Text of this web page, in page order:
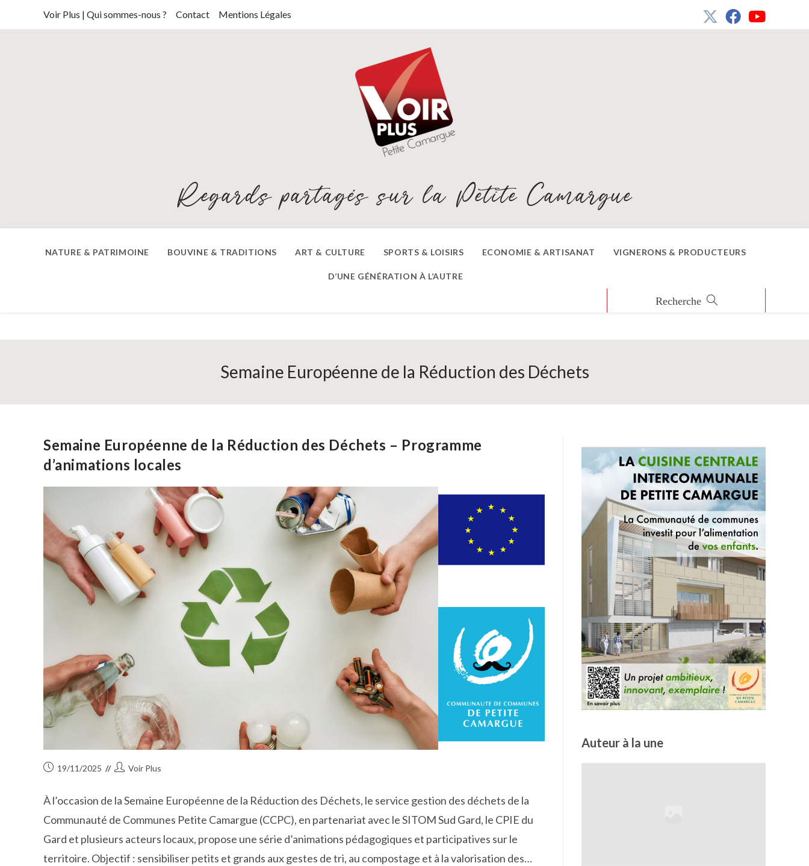
Voir Plus | Qui sommes-nous ? Contact Mentions Légales
Regards partagés sur la Petite Camargue
NATURE & PATRIMOINE BOUVINE & TRADITIONS ART & CULTURE SPORTS & LOISIRS ECONOMIE & ARTISANAT VIGNERONS & PRODUCTEURS
D’UNE GÉNÉRATION À L’AUTRE
Semaine Européenne de la Réduction des Déchets
Semaine Européenne de la Réduction des Déchets – Programme
d’animations locales
Publication
19/11/2025
Auteur/autrice
publication :
Voir Plus
À l’occasion de la Semaine Européenne de la Réduction des Déchets, le service gestion des déchets de la
Communauté de Communes Petite Camargue (CCPC), en partenariat avec le SITOM Sud Gard, le CPIE du
Gard et plusieurs acteurs locaux, propose une série d’animations pédagogiques et participatives sur le
territoire. Objectif : sensibiliser petits et grands aux gestes de tri, au compostage et à la valorisation des…
Auteur à la une